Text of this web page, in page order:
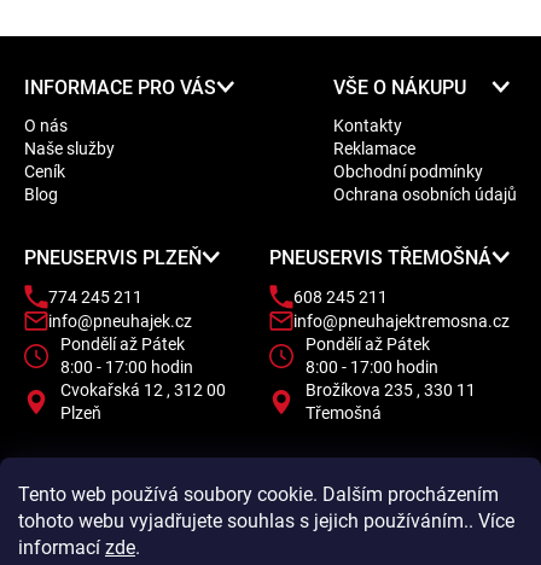
Tento web používá soubory cookie. Dalším procházením
tohoto webu vyjadřujete souhlas s jejich používáním.. Více
informací zde.
INFORMACE PRO VÁS
O nás
Naše služby
Ceník
Blog
VŠE O NÁKUPU
Kontakty
Reklamace
Obchodní podmínky
Ochrana osobních údajů
PNEUSERVIS PLZEŇ
774 245 211
info@pneuhajek.cz
Pondělí až Pátek
8:00 - 17:00 hodin
Cvokařská 12 , 312 00
Plzeň
PNEUSERVIS TŘEMOŠNÁ
608 245 211
info@pneuhajektremosna.cz
Pondělí až Pátek
8:00 - 17:00 hodin
Brožíkova 235 , 330 11
Třemošná